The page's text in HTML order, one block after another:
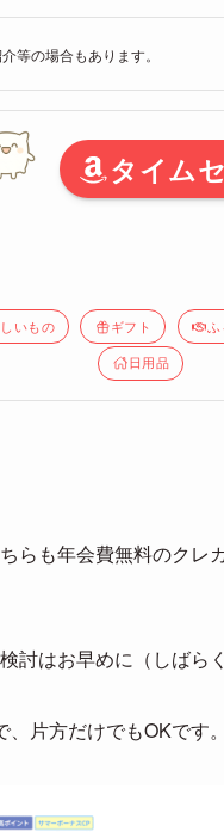
等の場合もあります。
タイム
いもの ギフト ふ
日用品
らも年会費無料のク
はお早めに（しばら
片方だけでもOKです。